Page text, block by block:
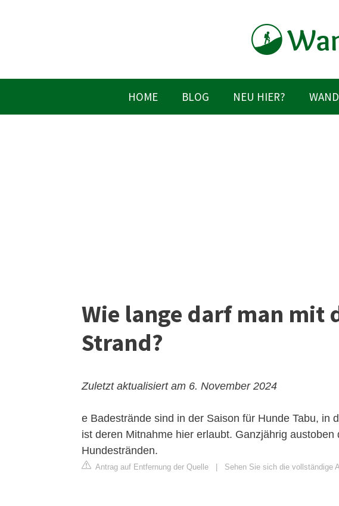
HOME BLOG NEU HIER?
Wie lange darf man mit
Strand?
Zuletzt aktualisiert am 6. November 2024
e Badestrände sind in der Saison für Hunde Tabu, in
ist deren Mitnahme hier erlaubt. Ganzjährig
Hundestränden.
Antrag auf Entfernung der Quelle Sehen Sie sich die vollständige